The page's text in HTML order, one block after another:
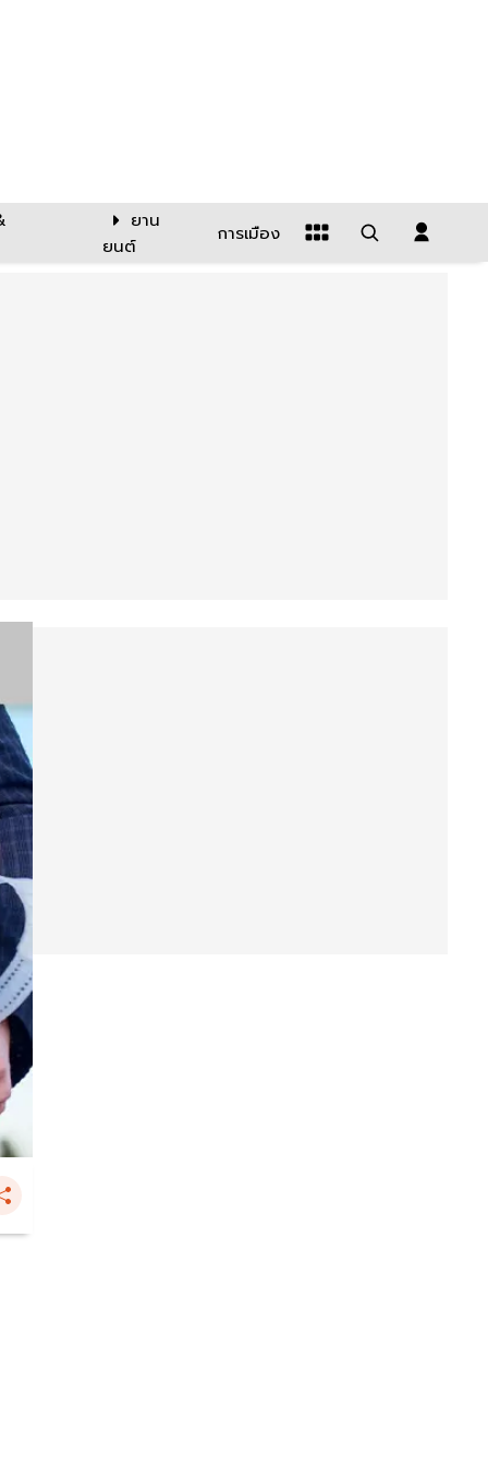
ยาน
ยนต์
การเมือง